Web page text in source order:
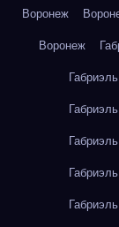
Воронеж
Воронеж